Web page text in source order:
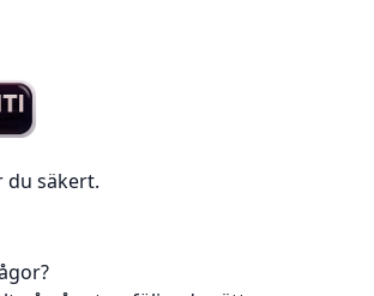
du säkert.